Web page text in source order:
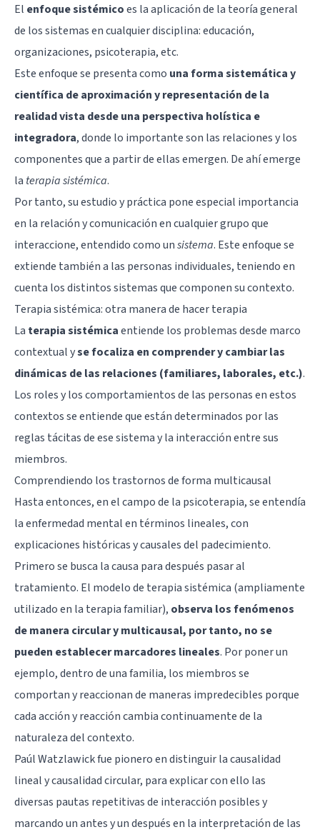
El enfoque sistémicoes la aplicación de la teoría general
de los sistemas en cualquier disciplina:educación,
organizaciones, psicoterapia, etc.
Este enfoque se presenta como una forma sistemática y
científica de aproximación y representación de la
realidad vista desde una perspectiva holística e
integradora, donde lo importante son las relaciones y los
componentes que a partir de ellas emergen. De ahí emerge
la terapia sistémica.
Por tanto, su estudio y práctica pone especial importancia
en la relación y comunicación en cualquier grupo que
interaccione, entendido como unsistema. Este enfoque se
extiende también a las personas individuales, teniendo en
cuenta los distintos sistemas que componen su contexto.
Terapia sistémica: otra manera de hacer terapia
La terapia sistémicaentiende los problemas desde marco
contextual yse focaliza en comprender y cambiar las
dinámicas de las relaciones (familiares, laborales, etc.).
Los roles y los comportamientos de las personas en estos
contextos se entiende que están determinados por las
reglas tácitas de ese sistema y la interacción entre sus
miembros.
Comprendiendo los trastornos de forma multicausal
Hasta entonces, en el campo de la psicoterapia, se entendía
la enfermedad mental en términos lineales, con
explicaciones históricas y causales del padecimiento.
Primero se busca la causa para después pasar al
tratamiento. El modelo de terapia sistémica (ampliamente
utilizado en la terapia familiar), observa los fenómenos
de manera circular y multicausal, por tanto, no se
pueden establecer marcadores lineales. Por poner un
ejemplo, dentro de unafamilia, los miembros se
comportan y reaccionan de maneras impredecibles porque
cada acción y reacción cambia continuamente de la
naturaleza del contexto.
Paúl Watzlawick fue pionero en distinguir la causalidad
lineal y causalidad circular, para explicar con ello las
diversas pautas repetitivas de interacción posibles y
marcando un antes y un después en la interpretación de las